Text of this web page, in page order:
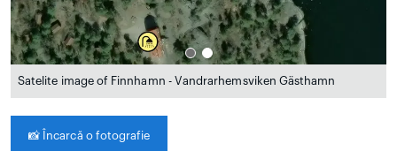
Satelite image of Finnhamn - Vandrarhemsviken Gästhamn
📸 Încarcă o fotografie